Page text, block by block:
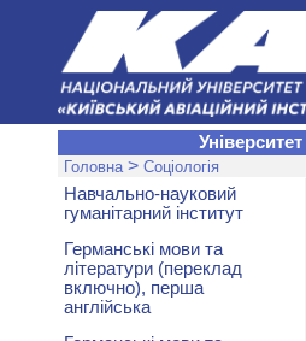
Університет
Головна > Соціологія
Навчально-науковий
гуманітарний інститут
Германські мови та
літератури (переклад
включно), перша
англійська